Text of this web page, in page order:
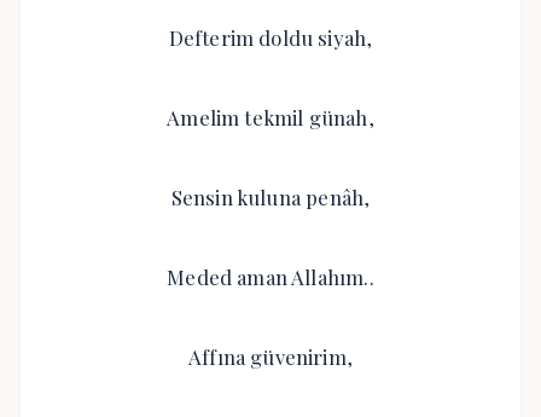
Defterim doldu siyah,
Amelim tekmil günah,
Sensin kuluna penâh,
Meded aman Allahım..
Affına güvenirim,